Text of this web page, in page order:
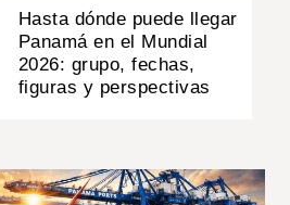
Hasta dónde puede llegar
Panamá en el Mundial
2026: grupo, fechas,
figuras y perspectivas